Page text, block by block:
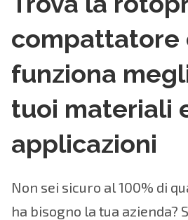
compattatore
funziona
tuoi materiali
applicazioni
Non sei sicuro al 100% di
ha bisogno la tua azienda?